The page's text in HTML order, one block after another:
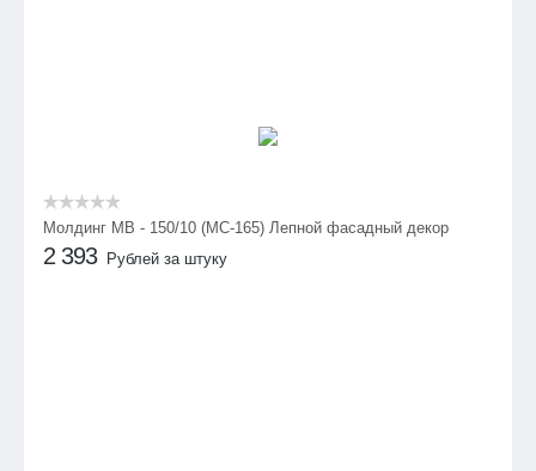
Молдинг МВ - 150/10 (МС-165) Лепной фасадный декор
2 393 Рублей за штуку